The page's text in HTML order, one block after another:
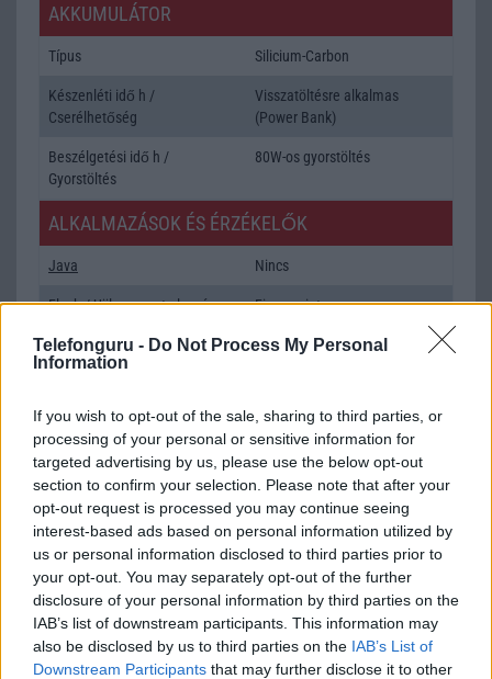
Telefonguru - Do Not Process My Personal
Information
If you wish to opt-out of the sale, sharing to third parties, or
processing of your personal or sensitive information for
targeted advertising by us, please use the below opt-out
section to confirm your selection. Please note that after your
opt-out request is processed you may continue seeing
interest-based ads based on personal information utilized by
us or personal information disclosed to third parties prior to
your opt-out. You may separately opt-out of the further
disclosure of your personal information by third parties on the
IAB’s list of downstream participants. This information may
also be disclosed by us to third parties on the IAB’s List of
Downstream Participants that may further disclose it to other
AKKUMULÁTOR
Típus Silicium-Carbon
Készenléti idő h /
Cserélhetőség
Visszatöltésre alkalmas
(Power Bank)
Beszélgetési idő h /
Gyorstöltés
80W-os gyorstöltés
ALKALMAZÁSOK ÉS ÉRZÉKELŐK
Java Nincs
Flash/Ujjlenyomat olvasó Fingerprint sensor
SNS integráció alap szolgáltatás
T9 szótár alkalmazás független szótár
Office alkalmazások alap szolgáltatás
Iránytũ ecompass
Extrák Hi-Res Wireless audio
EGYÉB
Vibra jelzés alap szolgáltatás
SIM típus nanoSIM